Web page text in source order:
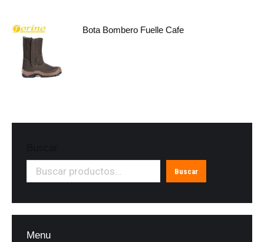
Bota Bombero Fuelle Cafe
Buscar
Menu